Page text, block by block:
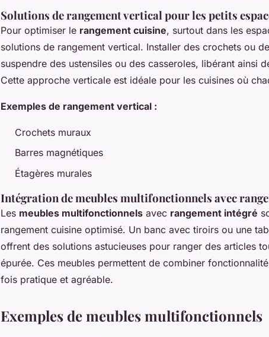
Solutions de rangement vertical pour les petits
Pour optimiser le rangement cuisine, surtout dans les
solutions de rangement vertical. Installer des crochets ou
suspendre des ustensiles ou des casseroles, libérant ainsi
Cette approche verticale est idéale pour les cuisines où
Exemples de rangement vertical :
Crochets muraux
Barres magnétiques
Étagères murales
Intégration de meubles multifonctionnels avec
Les meubles multifonctionnels avec rangement intégré
rangement cuisine optimisé. Un banc avec tiroirs ou une
offrent des solutions astucieuses pour ranger des articles
épurée. Ces meubles permettent de combiner
fois pratique et agréable.
Exemples de meubles multifonctionnels